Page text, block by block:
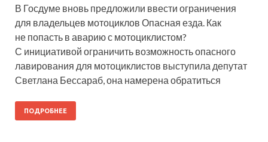
В Госдуме вновь предложили ввести ограничения
для владельцев мотоциклов Опасная езда. Как
не попасть в аварию с мотоциклистом?
С инициативой ограничить возможность опасного
лавирования для мотоциклистов выступила депутат
Светлана Бессараб, она намерена обратиться
ПОДРОБНЕЕ